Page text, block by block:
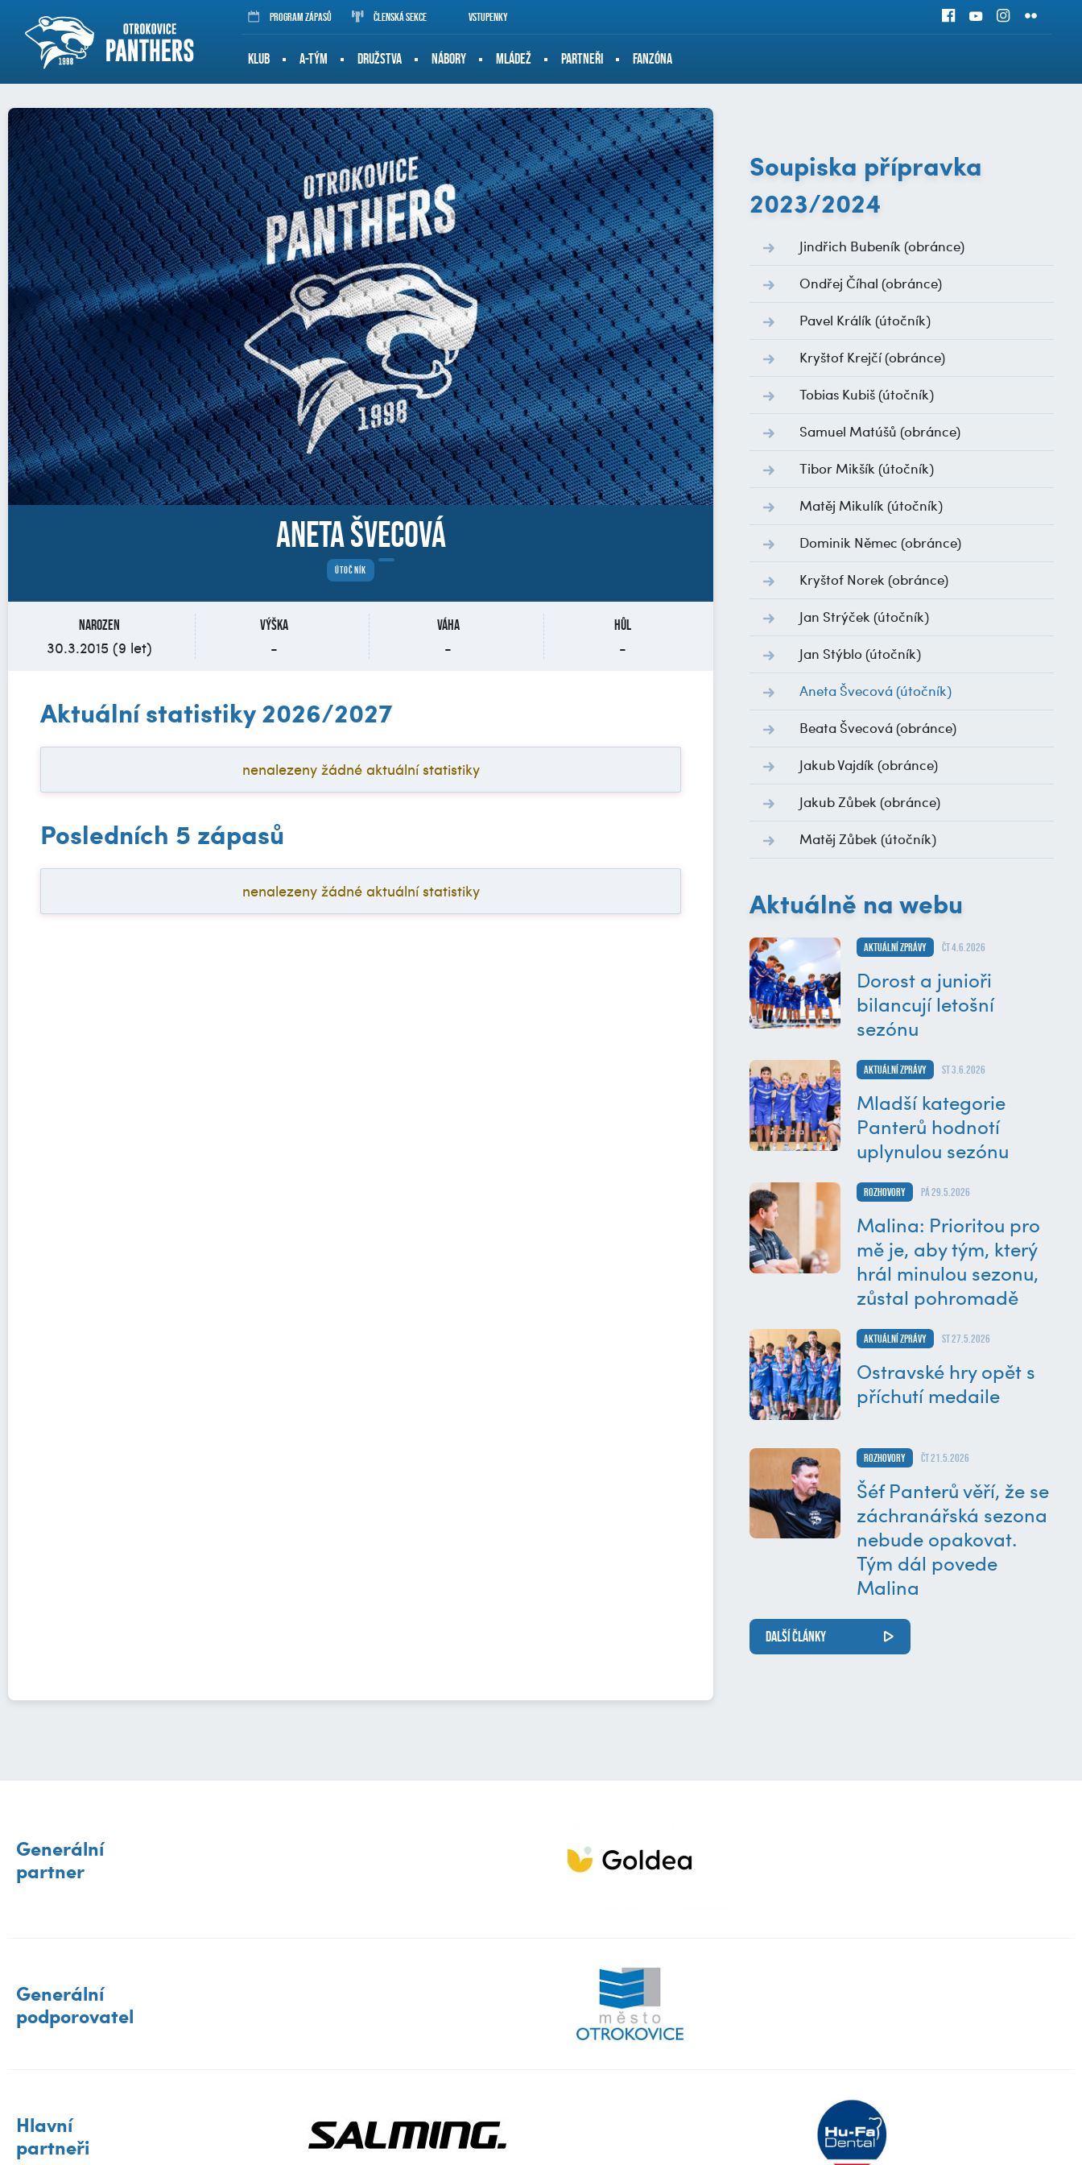
Program zápasů Členská sekce Vstupenky
KLUB A-TÝM DRUŽSTVA NÁBORY MLÁDEŽ PARTNEŘI FANZÓNA
Aneta Švecová
ÚTOČNÍK
Narozen
30.3.2015 (9 let)
Výška
-
Váha
-
Hůl
-
Aktuální statistiky 2026/2027
nenalezeny žádné aktuální statistiky
Posledních 5 zápasů
nenalezeny žádné aktuální statistiky
Soupiska přípravka
2023/2024
Jindřich Bubeník(obránce)
Ondřej Číhal (obránce)
Pavel Králík(útočník)
Kryštof Krejčí(obránce)
Tobias Kubiš(útočník)
Samuel Matúšů (obránce)
Tibor Mikšík(útočník)
Matěj Mikulík(útočník)
Dominik Němec (obránce)
Kryštof Norek(obránce)
Jan Strýček(útočník)
Jan Stýblo (útočník)
Aneta Švecová (útočník)
Beata Švecová (obránce)
Jakub Vajdík(obránce)
Jakub Zůbek(obránce)
Matěj Zůbek(útočník)
Aktuálně na webu
Aktuální zprávy čt 4.6.2026
Dorost a junioři
bilancují letošní
sezónu
Aktuální zprávy st 3.6.2026
Mladší kategorie
Panterů hodnotí
uplynulou sezónu
Rozhovory pá 29.5.2026
Malina: Prioritou pro
mě je, aby tým, který
hrál minulou sezonu,
zůstal pohromadě
Aktuální zprávy st 27.5.2026
Ostravské hry opět s
příchutí medaile
Rozhovory čt 21.5.2026
Šéf Panterů věří, že se
záchranářská sezona
nebude opakovat.
Tým dál povede
Malina
DALŠÍ ČLÁNKY
Generální
partner
Generální
podporovatel
Hlavní
partneři